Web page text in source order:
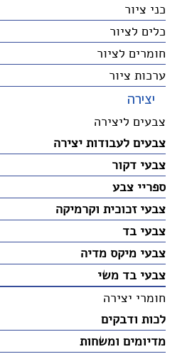
כני ציור
כלים לציור
חומרים לציור
ערכות ציור
יצירה
צבעים ליצירה
צבעים לעבודות יצירה
צבעי דקור
ספריי צבע
צבעי זכוכית וקרמיקה
צבעי בד
צבעי מיקס מדיה
צבעי בד משי
חומרי יצירה
לכות ודבקים
מדיומים ומשחות